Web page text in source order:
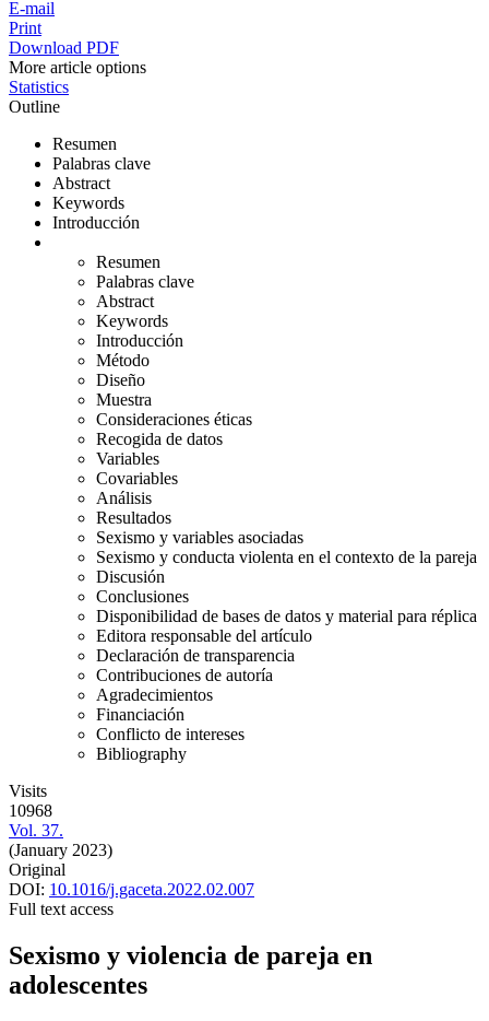
E-mail
Print
Download PDF
More article options
Statistics
Outline
Resumen
Palabras clave
Abstract
Keywords
Introducción
Resumen
Palabras clave
Abstract
Keywords
Introducción
Método
Diseño
Muestra
Consideraciones éticas
Recogida de datos
Variables
Covariables
Análisis
Resultados
Sexismo y variables asociadas
Sexismo y conducta violenta en el contexto de la pareja
Discusión
Conclusiones
Disponibilidad de bases de datos y material para réplica
Editora responsable del artículo
Declaración de transparencia
Contribuciones de autoría
Agradecimientos
Financiación
Conflicto de intereses
Bibliography
Visits
10968
Vol. 37.
(January 2023)
Original
DOI: 10.1016/j.gaceta.2022.02.007
Full text access
Sexismo y violencia de pareja en
adolescentes